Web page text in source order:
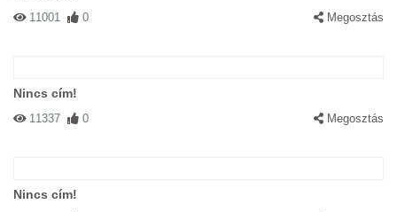
11001 0 Megosztás
Nincs cím!
11337 0 Megosztás
Nincs cím!